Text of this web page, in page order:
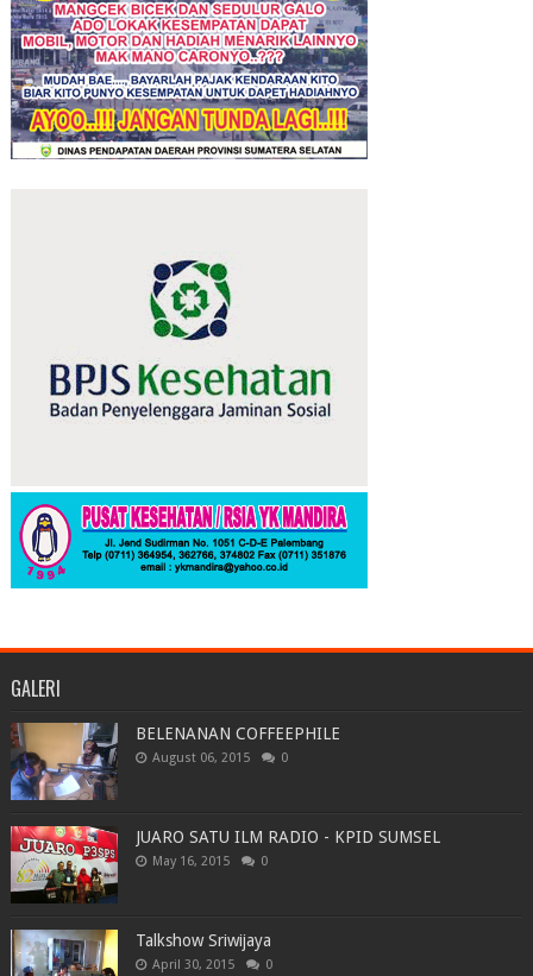
GALERI
BELENANAN COFFEEPHILE
August 06, 2015 0
JUARO SATU ILM RADIO - KPID SUMSEL
May 16, 2015 0
Talkshow Sriwijaya
April 30, 2015 0